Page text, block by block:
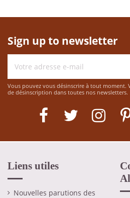
Sign up to newsletter
Vous pouvez vous désinscrire à tout moment.
de désinscription dans toutes nos newsletters.
Liens utiles
Nouvelles parutions des